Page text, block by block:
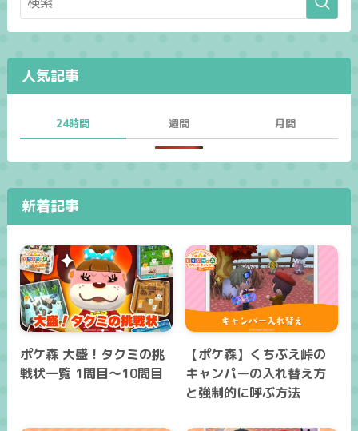
人気記事
24時間 週間 月間
新着記事
ポケ森 大盛！タクミの挑
戦状一覧 1問目～10問目
【ポケ森】くちぶえ峠の
キャンパーの入れ替え方
と強制的に呼ぶ方法